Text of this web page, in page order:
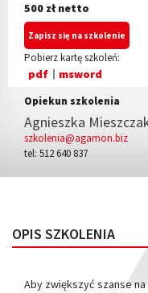
500 zł netto
Zapisz się na szkolenie
Pobierz kartę szkoleń:
pdf msword
Opiekun szkolenia
Agnieszka
szkolenia@agamon.biz
tel: 512 640 837
OPIS SZKOLENIA
Aby zwiększyć szanse